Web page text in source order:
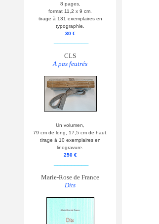
8 pages,
format 11,2 x 9 cm.
tirage à 131 exemplaires en
typographie.
30 €
CLS
A pas feutrés
Un volumen,
79 cm de long, 17,5 cm de haut.
tirage à 10 exemplaires en
linogravure.
250 €
Marie-Rose de France
Dits